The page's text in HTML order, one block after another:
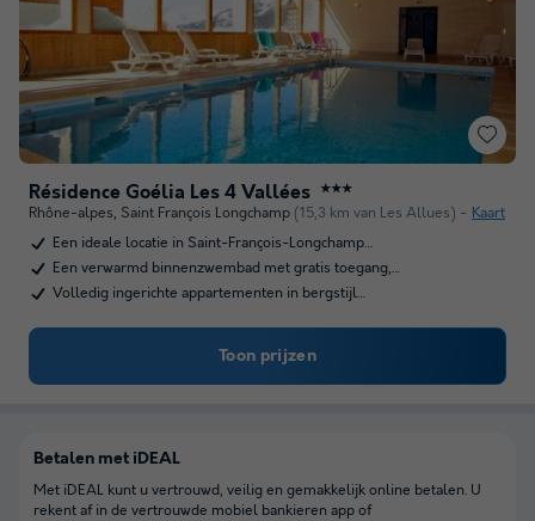
Résidence Goélia Les 4 Vallées ★★★
Rhône-alpes, Saint François Longchamp (15,3 km van Les Allues)
Kaart
Een ideale locatie in Saint-François-Longchamp…
Een verwarmd binnenzwembad met gratis toegang,…
Volledig ingerichte appartementen in bergstijl…
Toon prijzen
Betalen met iDEAL
Met iDEAL kunt u vertrouwd, veilig en gemakkelijk online betalen. U
rekent af in de vertrouwde mobiel bankieren app of